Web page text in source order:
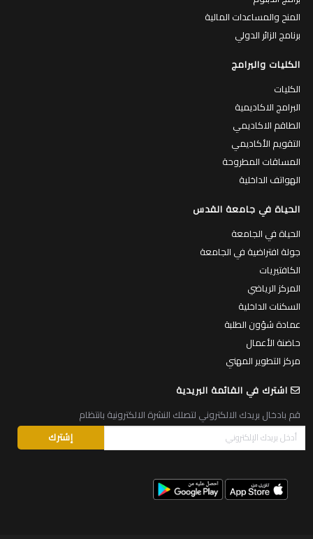
المنح والمساعدات المالية
برنامج الزائر الدولي
الكليات والبرامج
الكليات
البرامج الاكاديمية
الطاقم الاكاديمي
التقويم الأكاديمي
المساقات المطروحة
الهواتف الداخلية
الحياة في جامعة القدس
الحياة في الجامعة
جولة افتراضية في الجامعة
الكافتيريات
المركز الرياضي
السكنات الداخلية
عمادة شؤون الطلبة
حاضنة الأعمال
مركز التطوير المهني
اشترك في القائمة البريدية
قم بادخال بريدك الالكتروني لتصلك النشرة الالكترونية بانتظام